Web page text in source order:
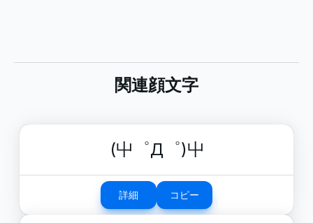
関連顔文字
(屮゜Д゜)屮
詳細 コピー